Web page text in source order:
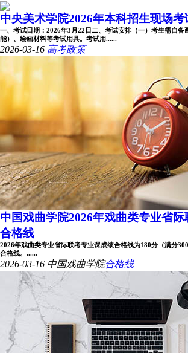
中央美术学院2026年本科招生现场考
一、考试日期：2026年3月22日二、考试安排（一）考生需自备
能）、绘画材料等考试用具。考试用......
2026-03-16 高考政策
中国戏曲学院2026年戏曲类专业省
合格线
2026年戏曲类专业省际联考专业课成绩合格线为180分（满分
合格线。......
2026-03-16 中国戏曲学院合格线